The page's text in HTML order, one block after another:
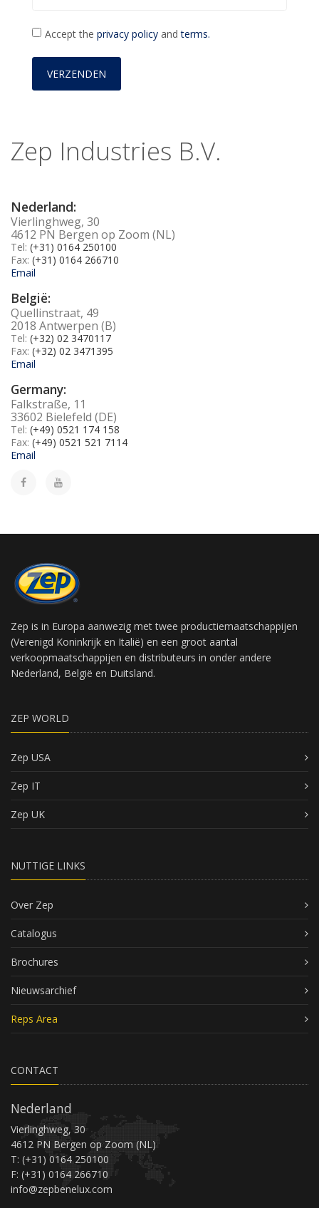
Accept the privacy policyandterms.
Zep Industries B.V.
Nederland:
Vierlinghweg, 30
4612 PN Bergen op Zoom (NL)
Tel: (+31) 0164 250100
Fax: (+31) 0164 266710
Email
België:
Quellinstraat, 49
2018 Antwerpen (B)
Tel: (+32) 02 3470117
Fax: (+32) 02 3471395
Email
Germany:
Falkstraße, 11
33602 Bielefeld (DE)
Tel: (+49) 0521 174 158
Fax: (+49) 0521 521 7114
Email
Zep is in Europa aanwezig met twee productiemaatschappijen
(Verenigd Koninkrijk en Italië) en een groot aantal
verkoopmaatschappijen en distributeurs in onder andere
Nederland, België en Duitsland.
ZEP WORLD
Zep USA
Zep IT
Zep UK
NUTTIGE LINKS
Over Zep
Catalogus
Brochures
Nieuwsarchief
Reps Area
CONTACT
Nederland
Vierlinghweg, 30
4612 PN Bergen op Zoom (NL)
T: (+31) 0164 250100
F: (+31) 0164 266710
info@zepbenelux.com